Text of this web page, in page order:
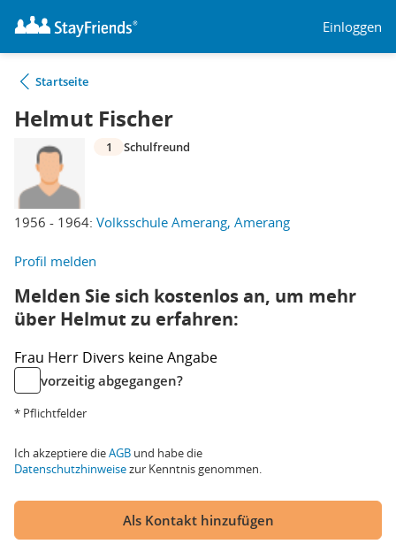
Einloggen
Startseite
Helmut Fischer
1956 - 1964: Volksschule Amerang, Amerang
1 Schulfreund
Profil melden
Melden Sie sich kostenlos an, um mehr
über Helmut zu erfahren:
Frau Herr Divers keine Angabe
vorzeitig abgegangen?
* Pflichtfelder
Ich akzeptiere dieAGB und habe die
Datenschutzhinweisezur Kenntnis genommen.
Als Kontakt hinzufügen